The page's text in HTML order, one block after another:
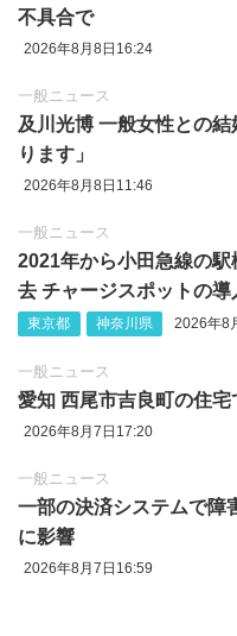
不具合で
2026年8月8日16:24
一般ニュース
及川光博 一般女性との
ります」
2026年8月8日11:46
一般ニュース
2021年から小田急線の
去 チャージスポットの導
東京都 神奈川県 2026年8
一般ニュース
愛知 西尾市吉良町の住
2026年8月7日17:20
一般ニュース
一部の決済システムで障
に影響
2026年8月7日16:59